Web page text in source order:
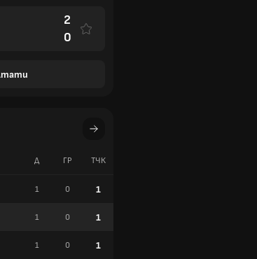
2
0
Д ГР TЧК
1 0 1
1 0 1
1 0 1